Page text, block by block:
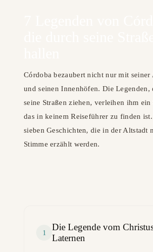
Córdoba bezaubert nicht nur mit
und seinen Innenhöfen. Die Legenden,
seine Straßen ziehen, verleihen ihm ein
das in keinem Reiseführer zu finden
sieben Geschichten, die in der Altstadt
Stimme erzählt werden.
1
Die Legende vom
Laternen